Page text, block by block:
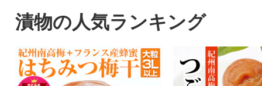
漬物の人気ランキング